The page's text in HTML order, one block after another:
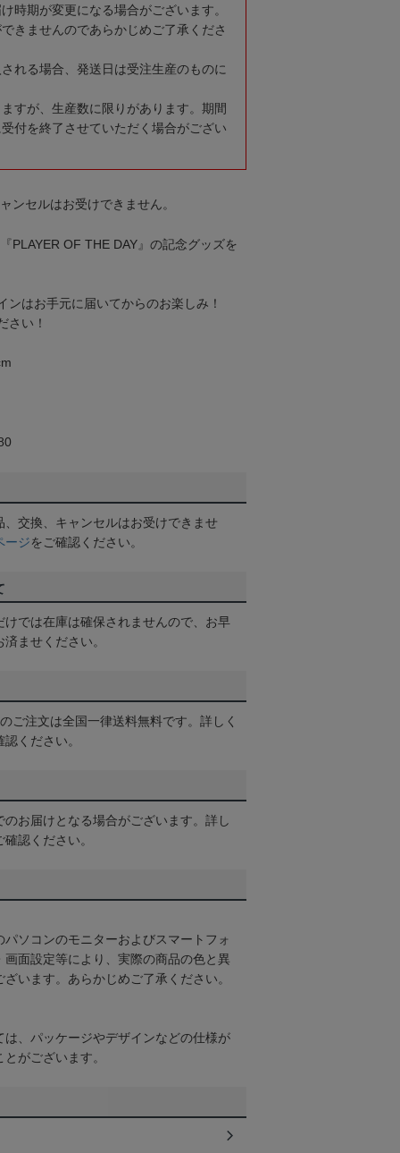
時期が変更になる場合がございます。
きませんのであらかじめご了承くださ
れる場合、発送日は受注生産のものに
すが、生産数に限りがあります。期間
付を終了させていただく場合がござい
ンセルはお受けできません。
PLAYER OF THE DAY』の記念グッズを
ンはお手元に届いてからのお楽しみ！
さい！
交換、キャンセルはお受けできませ
ージをご確認ください。
けでは在庫は確保されませんので、お早
ませください。
ご注文は全国一律送料無料です。詳しく
認ください。
お届けとなる場合がございます。詳し
確認ください。
ソコンのモニターおよびスマートフォ
画面設定等により、実際の商品の色と異
います。あらかじめご了承ください。
は、パッケージやデザインなどの仕様が
がございます。